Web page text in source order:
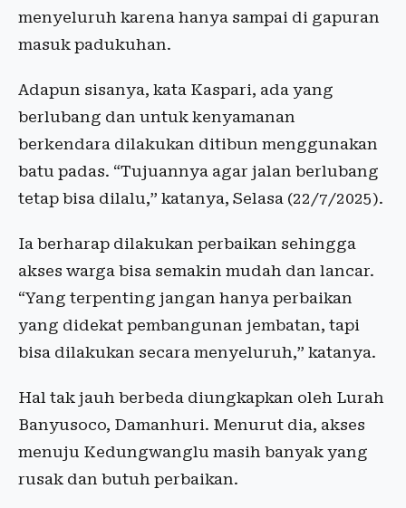
menyeluruh karena hanya sampai di gapuran
masuk padukuhan.
Adapun sisanya, kata Kaspari, ada yang
berlubang dan untuk kenyamanan
berkendara dilakukan ditibun menggunakan
batu padas. “Tujuannya agar jalan berlubang
tetap bisa dilalu,” katanya, Selasa (22/7/2025).
Ia berharap dilakukan perbaikan sehingga
akses warga bisa semakin mudah dan lancar.
“Yang terpenting jangan hanya perbaikan
yang didekat pembangunan jembatan, tapi
bisa dilakukan secara menyeluruh,” katanya.
Hal tak jauh berbeda diungkapkan oleh Lurah
Banyusoco, Damanhuri. Menurut dia, akses
menuju Kedungwanglu masih banyak yang
rusak dan butuh perbaikan.